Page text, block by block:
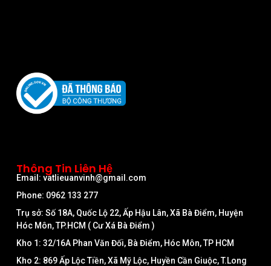
Thông Tin Liên Hệ
Email: vatlieuanvinh@gmail.com
Phone: 0962 133 277
Trụ sở: Số 18A, Quốc Lộ 22, Ấp Hậu Lân, Xã Bà Điểm, Huyện
Hóc Môn, TP.HCM ( Cư Xá Bà Điểm )
Kho 1: 32/16A Phan Văn Đối, Bà Điểm, Hóc Môn, TP HCM
Kho 2: 869 Ấp Lộc Tiền, Xã Mỹ Lộc, Huyền Cần Giuộc, T.Long